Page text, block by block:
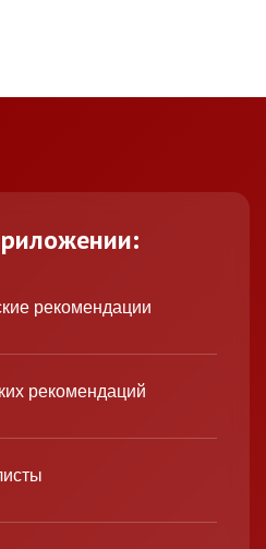
рекомендации
рекомендаций